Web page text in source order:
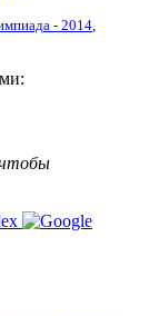
- 2014